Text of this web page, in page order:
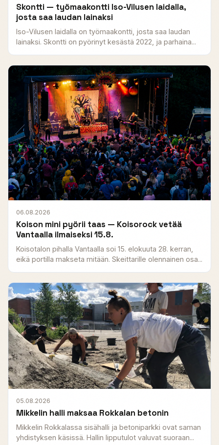
Skontti — työmaakontti Iso-Vilusen laidalla,
josta saa laudan lainaksi
Iso-Vilusen laidalla on työmaakontti, josta saa laudan
lainaksi. Skontti on pyörinyt kesästä 2022, ja parhaina...
06.08.2026
Koison mini pyörii taas — Koisorock vetää
Vantaalla ilmaiseksi 15.8.
Koisotalon pihalla Vantaalla soi 15. elokuuta 28. kerran,
eikä portilla makseta mitään. Skeittarille olennainen osa...
05.08.2026
Mikkelin halli maksaa Rokkalan betonin
Mikkelin Rokkalassa sisähalli ja betoniparkki ovat saman
yhdistyksen käsissä. Hallin lipputulot valuvat suoraan...